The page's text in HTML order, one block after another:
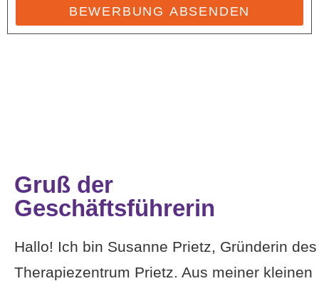
BEWERBUNG ABSENDEN
Gruß der
Geschäftsführerin
Hallo! Ich bin Susanne Prietz, Gründerin des
Therapiezentrum Prietz. Aus meiner kleinen